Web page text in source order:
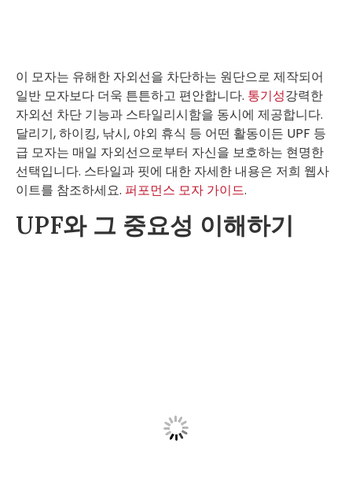
이 모자는 유해한 자외선을 차단하는 원단으로 제작되어
일반 모자보다 더욱 튼튼하고 편안합니다. 통기성강력한
자외선 차단 기능과 스타일리시함을 동시에 제공합니다.
달리기, 하이킹, 낚시, 야외 휴식 등 어떤 활동이든 UPF 등
급 모자는 매일 자외선으로부터 자신을 보호하는 현명한
선택입니다. 스타일과 핏에 대한 자세한 내용은 저희 웹사
이트를 참조하세요. 퍼포먼스 모자 가이드.
UPF와 그 중요성 이해하기